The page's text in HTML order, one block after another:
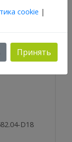
D18
cookie |
Принять